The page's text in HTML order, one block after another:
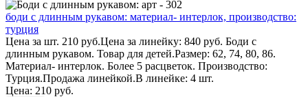
боди с длинным рукавом: материал- интерлок, производство:
турция
Цена за шт. 210 руб.Цена за линейку: 840 руб. Боди с
длинным рукавом. Товар для детей.Размер: 62, 74, 80, 86.
Материал- интерлок. Более 5 расцветок. Производство:
Турция.Продажа линейкой.В линейке: 4 шт.
Цена: 210 руб.